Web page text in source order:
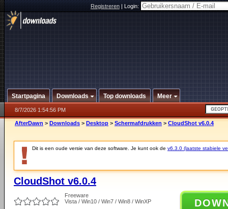
Registreren|Login:
Startpagina Downloads Top downloads Meer
8/7/2026 1:54:56 PM
AfterDawn > Downloads > Desktop > Schermafdrukken > CloudShot v6.0.4
Dit is een oude versie van deze software. Je kunt ook de v6.3.0 (laatste stabiele
CloudShot v6.0.4
Freeware
Vista / Win10 / Win7 / Win8 / WinXP